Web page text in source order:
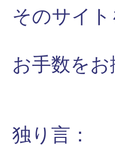
そのサイ
お手数を
独り言：